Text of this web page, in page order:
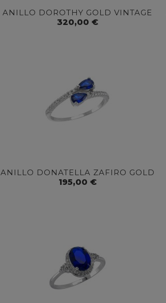
ANILLO DOROTHY GOLD VINTAGE
320,00 €
ANILLO DONATELLA ZAFIRO GOLD
195,00 €